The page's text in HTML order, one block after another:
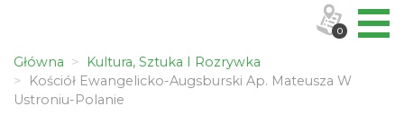
Główna
Kultura, Sztuka I Rozrywka
Kościół Ewangelicko-Augsburski Ap. Mateusza W
Ustroniu-Polanie
0